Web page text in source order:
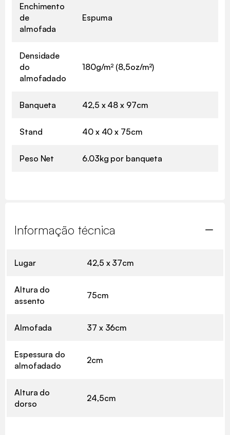
Enchimento
de
almofada
Espuma
Densidade
do
almofadado
180g/m² (8,5oz/m²)
Banqueta 42,5 x 48 x 97cm
Stand 40 x 40 x 75cm
Peso Net 6.03kg por banqueta
Informação técnica
Lugar 42,5 x 37cm
Altura do
assento
75cm
Almofada 37 x 36cm
Espessura do
almofadado
2cm
Altura do
dorso
24,5cm